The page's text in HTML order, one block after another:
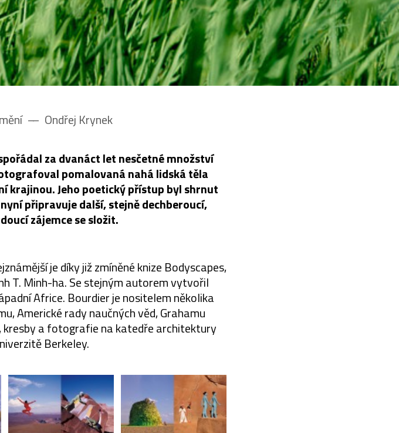
–– Ondřej Krynek
za dvanáct let nesčetné množství
pomalovaná nahá lidská těla
krajinou. Jeho poetický přístup byl shrnut
připravuje další, stejně dechberoucí,
zájemce se složit.
je díky již zmíněné knize Bodyscapes,
T. Minh-ha. Se stejným autorem vytvořil
Africe. Bourdier je nositelem několika
Americké rady naučných věd, Grahamu
kresby a fotografie na katedře architektury
Berkeley.